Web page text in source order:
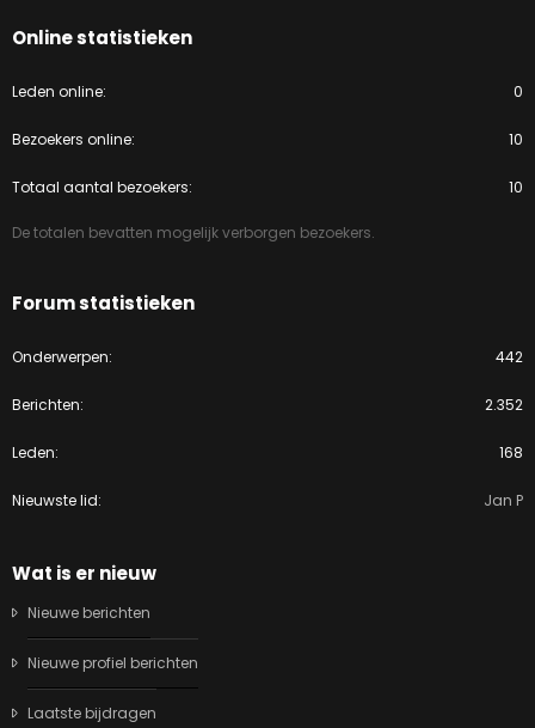
Online statistieken
Leden online 0
Bezoekers online 10
Totaal aantal bezoekers 10
De totalen bevatten mogelijk verborgen bezoekers.
Forum statistieken
Onderwerpen 442
Berichten 2.352
Leden 168
Nieuwste lid Jan P
Wat is er nieuw
Nieuwe berichten
Nieuwe profiel berichten
Laatste bijdragen